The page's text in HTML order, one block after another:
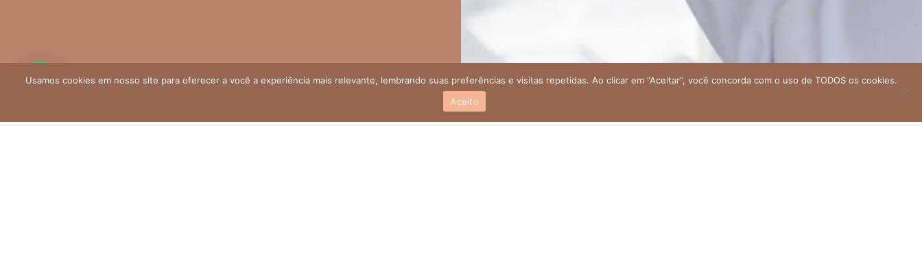
Usamos cookies em nosso site para oferecer a você a experiência mais relevante, lembrando suas preferências e visitas repetidas. Ao clicar em “Aceitar”, você concorda com o uso de TODOS os cookies.
Aceito